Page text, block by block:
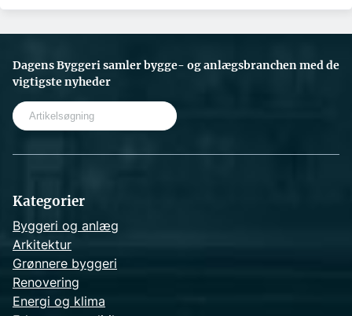
Dagens Byggeri samler bygge- og anlægsbranchen med de
vigtigste nyheder
Kategorier
Byggeri og anlæg
Arkitektur
Grønnere byggeri
Renovering
Energi og klima